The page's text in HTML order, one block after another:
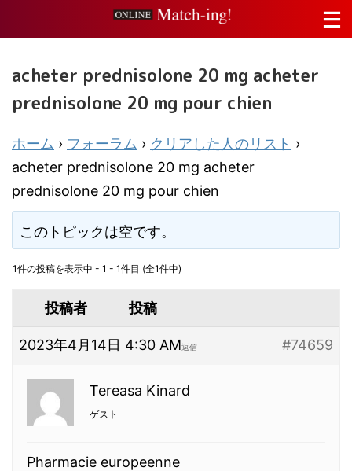
acheter prednisolone 20 mg acheter
prednisolone 20 mg pour chien
ホーム › フォーラム › クリアした人のリスト ›
acheter prednisolone 20 mg acheter
prednisolone 20 mg pour chien
このトピックは空です。
1件の投稿を表示中 - 1 - 1件目 (全1件中)
投稿者 投稿
2023年4月14日 4:30 AM #74659
返信
Tereasa Kinard
ゲスト
Pharmacie europeenne